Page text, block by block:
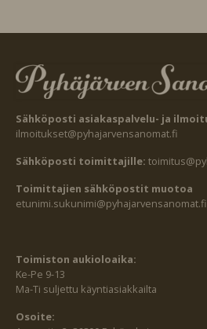
Sähköposti asiakaspalvelu- ja
ilmoitukset@pyhajarvensanomat.fi
Sähköposti toimittajille:
Toimittajien sähköpostit muotoa
etunimi.sukunimi@pyhajarvensanomat.fi
Toimiston aukioloaika:
Ke-Pe 9-13
Ma-Ti suljettu käyntiasiakkailta
Osoite: